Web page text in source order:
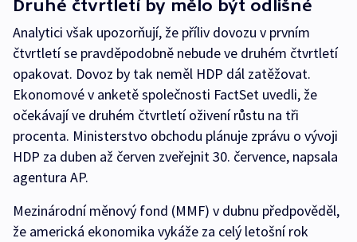
Druhé čtvrtletí by mělo být odlišné
Analytici však upozorňují, že příliv dovozu v prvním
čtvrtletí se pravděpodobně nebude ve druhém čtvrtletí
opakovat. Dovoz by tak neměl HDP dál zatěžovat.
Ekonomové v anketě společnosti FactSet uvedli, že
očekávají ve druhém čtvrtletí oživení růstu na tři
procenta. Ministerstvo obchodu plánuje zprávu o vývoji
HDP za duben až červen zveřejnit 30. července, napsala
agentura AP.
Mezinárodní měnový fond (MMF) v dubnu předpověděl,
že americká ekonomika vykáže za celý letošní rok